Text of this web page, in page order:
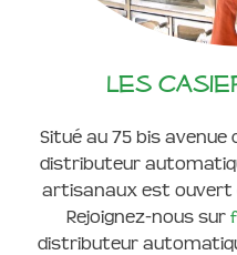
Les
Situé au 75 bis avenue
distributeur
artisanaux est ouvert
Rejoignez-nous sur
distributeur